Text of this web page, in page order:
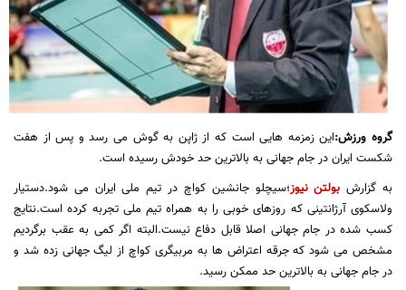
گروه ورزش:این زمزمه هایی است که از ژاپن به گوش می رسد و پس از هفت
شکست ایران در جام جهانی به بالاترین حد خودش رسیده است.
به گزارش بولتن نیوز؛سیچلو جانشین کواچ در تیم ملی ایران می شود.دستیار
ولاسکوی آرژانتینی که روزهای خوبی را به همراه تیم ملی تجربه کرده است.نتایج
کسب شده در جام جهانی اصلا قابل دفاع نیست.البته اگر کمی به عقب برگردیم
مشخص می شود که جرقه اعتراض ها به مربیگری کواچ از لیگ جهانی زده شد و
در جام جهانی به بالاترین حد ممکن رسید.